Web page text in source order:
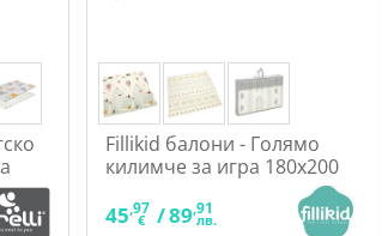
Fillikid балони - Голямо
килимче за игра 180х200
45,97
€ /89,91
лв.